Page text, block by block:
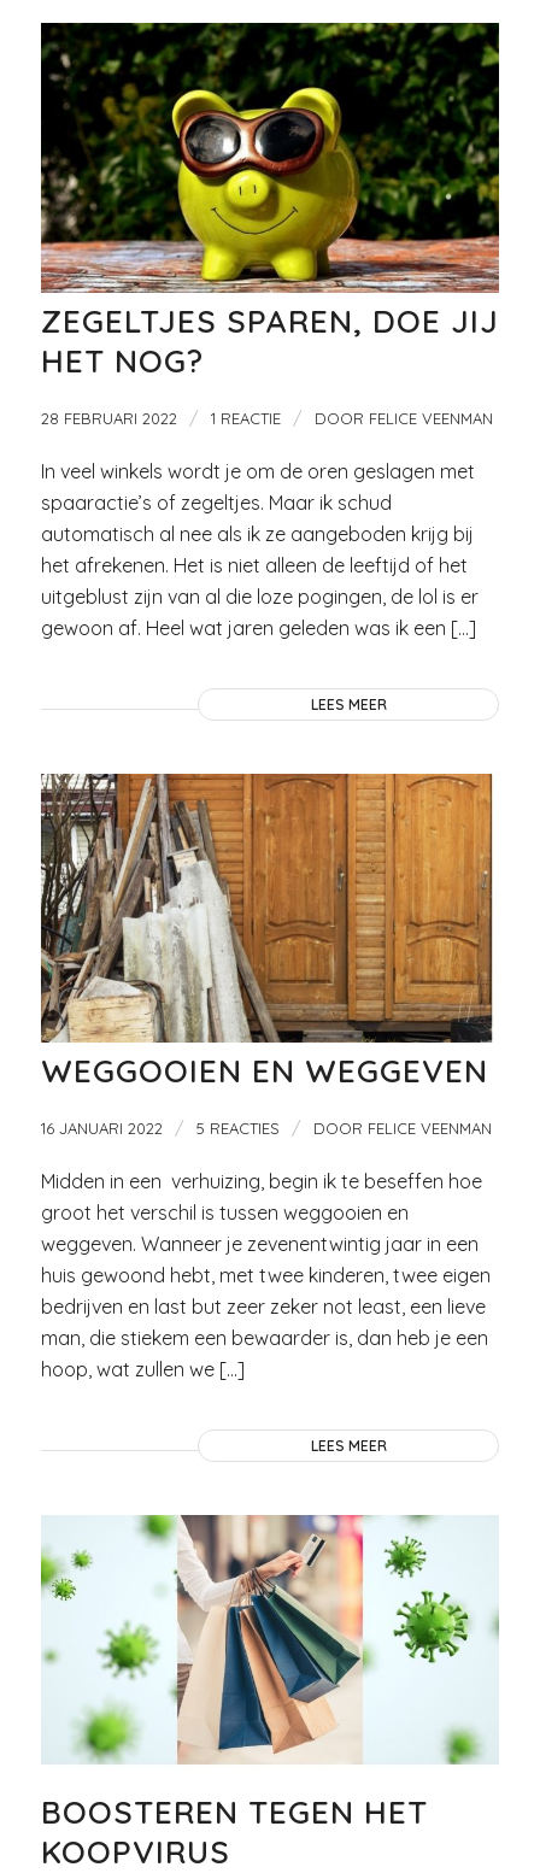
ZEGELTJES SPAREN, DOE JIJ
HET NOG?
28 FEBRUARI 2022 / 1 REACTIE / DOOR FELICE VEENMAN
In veel winkels wordt je om de oren geslagen met
spaaractie’s of zegeltjes. Maar ik schud
automatisch al nee als ik ze aangeboden krijg bij
het afrekenen. Het is niet alleen de leeftijd of het
uitgeblust zijn van al die loze pogingen, de lol is er
gewoon af. Heel wat jaren geleden was ik een […]
LEES MEER
WEGGOOIEN EN WEGGEVEN
16 JANUARI 2022 / 5 REACTIES / DOOR FELICE VEENMAN
Midden in een verhuizing, begin ik te beseffen hoe
groot het verschil is tussen weggooien en
weggeven. Wanneer je zevenentwintig jaar in een
huis gewoond hebt, met twee kinderen, twee eigen
bedrijven en last but zeer zeker not least, een lieve
man, die stiekem een bewaarder is, dan heb je een
hoop, wat zullen we […]
LEES MEER
BOOSTEREN TEGEN HET
KOOPVIRUS